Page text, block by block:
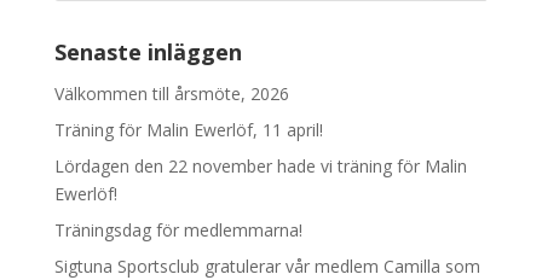
Senaste inläggen
Välkommen till årsmöte, 2026
Träning för Malin Ewerlöf, 11 april!
Lördagen den 22 november hade vi träning för Malin
Ewerlöf!
Träningsdag för medlemmarna!
Sigtuna Sportsclub gratulerar vår medlem Camilla som